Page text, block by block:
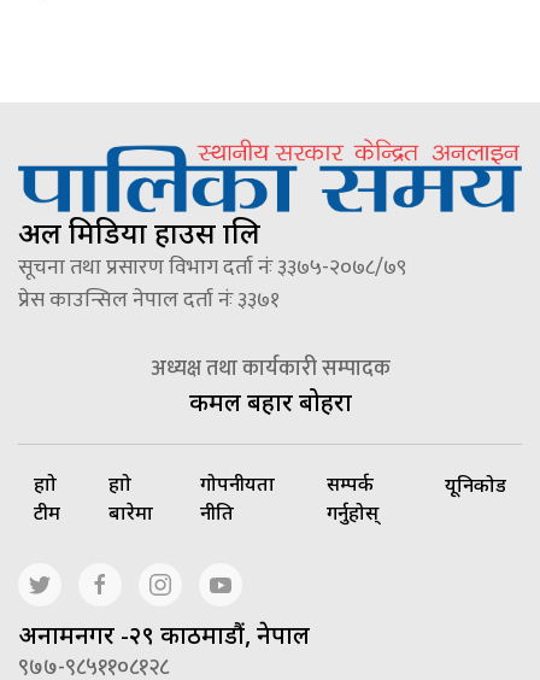
अल मिडिया हाउस प्रालि
सूचना तथा प्रसारण विभाग दर्ता नंः ३३७५-२०७८/७९
प्रेस काउन्सिल नेपाल दर्ता नंः ३३७१
अध्यक्ष तथा कार्यकारी सम्पादक
कमल बहादुर बोहरा
हाम्रो
टीम
हाम्रो
बारेमा
गोपनीयता
नीति
सम्पर्क
गर्नुहोस्
यूनिकोड
अनामनगर -२९ काठमाडौं, नेपाल
९७७-९८५११०८१२८